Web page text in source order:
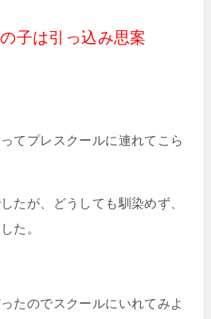
子は引っ込み思案
てプレスクールに連れてこら
たが、どうしても馴染めず、
た。
たのでスクールにいれてみよ